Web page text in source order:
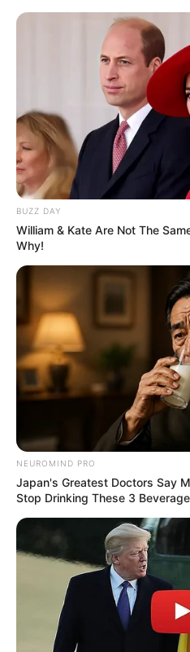
BUZZ DAY
William & Kate Are Not The
Why!
NEUROMIND PRO
Japan's Greatest Doctors Say
Stop Drinking These 3